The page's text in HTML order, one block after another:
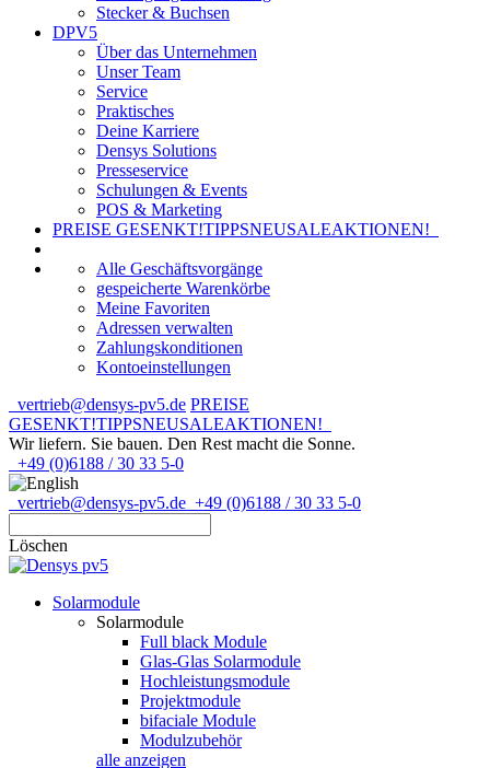
Stecker & Buchsen
DPV5
Über das Unternehmen
Unser Team
Service
Praktisches
Deine Karriere
Densys Solutions
Presseservice
Schulungen & Events
POS & Marketing
PREISE GESENKT!TIPPSNEUSALEAKTIONEN!
Alle Geschäftsvorgänge
gespeicherte Warenkörbe
Meine Favoriten
Adressen verwalten
Zahlungskonditionen
Kontoeinstellungen
vertrieb@densys-pv5.de PREISE
GESENKT!TIPPSNEUSALEAKTIONEN!
Wir liefern. Sie bauen. Den Rest macht die Sonne.
+49 (0)6188 / 30 33 5-0
vertrieb@densys-pv5.de +49 (0)6188 / 30 33 5-0
Löschen
Solarmodule
Solarmodule
Full black Module
Glas-Glas Solarmodule
Hochleistungsmodule
Projektmodule
bifaciale Module
Modulzubehör
alle anzeigen